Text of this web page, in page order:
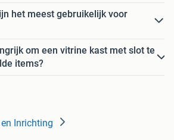
het meest gebruikelijk voor
om een vitrine kast met slot te
items?
Inrichting